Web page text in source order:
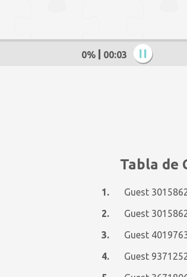
0% 00:04
Tabla de
1. Guest
2.
Guest
3.
Guest
4.
Guest